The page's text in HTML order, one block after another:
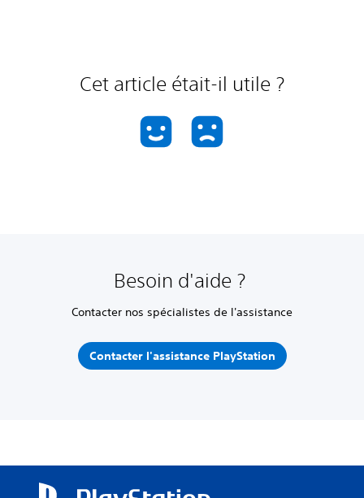
Cet article était-il utile ?
Besoin d'aide ?
Contacter nos spécialistes de l'assistance
Contacter l'assistance PlayStation